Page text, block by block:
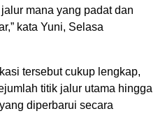
mana yang padat dan
kata Yuni, Selasa
tersebut cukup lengkap,
titik jalur utama hingga
diperbarui secara